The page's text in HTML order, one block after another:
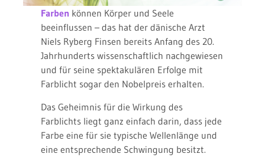
Farben können Körper und Seele
beeinflussen – das hat der dänische Arzt
Niels Ryberg Finsen bereits Anfang des 20.
Jahrhunderts wissenschaftlich nachgewiesen
und für seine spektakulären Erfolge mit
Farblicht sogar den Nobelpreis erhalten.
Das Geheimnis für die Wirkung des
Farblichts liegt ganz einfach darin, dass jede
Farbe eine für sie typische Wellenlänge und
eine entsprechende Schwingung besitzt.